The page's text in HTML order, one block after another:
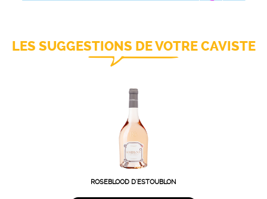
LES SUGGESTIONS DE VOTRE CAVISTE
ROSEBLOOD D'ESTOUBLON